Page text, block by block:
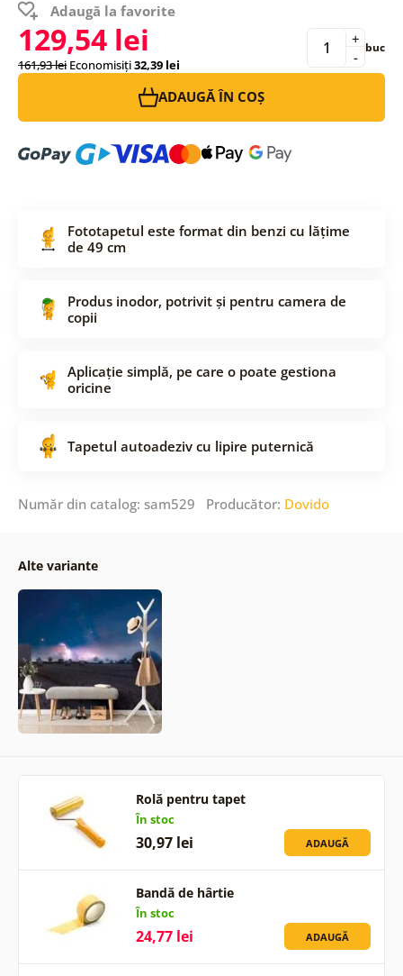
Adaugă la favorite
129,54 lei
161,93 lei Economisiți32,39 lei -
+ buc
ADAUGĂ ÎN COȘ
Fototapetul este format din benzi cu lățime
de 49 cm
Produs inodor, potrivit și pentru camera de
copii
Aplicație simplă, pe care o poate gestiona
oricine
Tapetul autoadeziv cu lipire puternică
Număr din catalog: sam529 Producător: Dovido
Alte variante
Rolă pentru tapet
În stoc
30,97 lei ADAUGĂ
Bandă de hârtie
În stoc
24,77 lei ADAUGĂ